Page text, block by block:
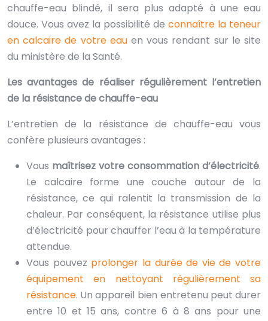
chauffe-eau blindé, il sera plus adapté à une eau
douce. Vous avez la possibilité de connaître la teneur
en calcaire de votre eauen vous rendant sur le site
du ministère de la Santé.
Les avantages de réaliser régulièrement l’entretien
de la résistance de chauffe-eau
L’entretien de la résistance de chauffe-eau vous
confère plusieurs avantages :
Vous maîtrisez votre consommation d’électricité.
Le calcaire forme une couche autour de la
résistance, ce qui ralentit la transmission de la
chaleur. Par conséquent, la résistance utilise plus
d’électricité pour chauffer l’eau à la température
attendue.
Vous pouvez prolonger la durée de vie de votre
équipement en nettoyant régulièrement sa
résistance. Un appareil bien entretenu peut durer
entre 10 et 15 ans, contre 6 à 8 ans pour une